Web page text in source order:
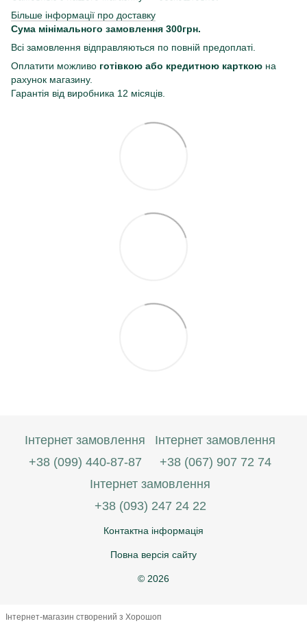
Більше інформації про доставку
Сума мінімального замовлення 300грн.
Всі замовлення відправляються по повній предоплаті.
Оплатити можливо готівкою або кредитною карткою на
рахунок магазину.
Гарантія від виробника 12 місяців.
Інтернет замовлення
+38 (099) 440-87-87
Інтернет замовлення
+38 (067) 907 72 74
Інтернет замовлення
+38 (093) 247 24 22
Контактна інформація
Повна версія сайту
© 2026
Інтернет-магазин створений з Хорошоп